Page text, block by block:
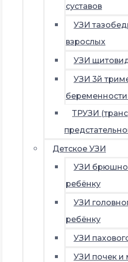
суставов
УЗИ
взрослых
УЗИ
УЗИ 3й
ТРУЗИ
Детское УЗИ
УЗИ
ребёнку
УЗИ
ребёнку
УЗИ
УЗИ почек и